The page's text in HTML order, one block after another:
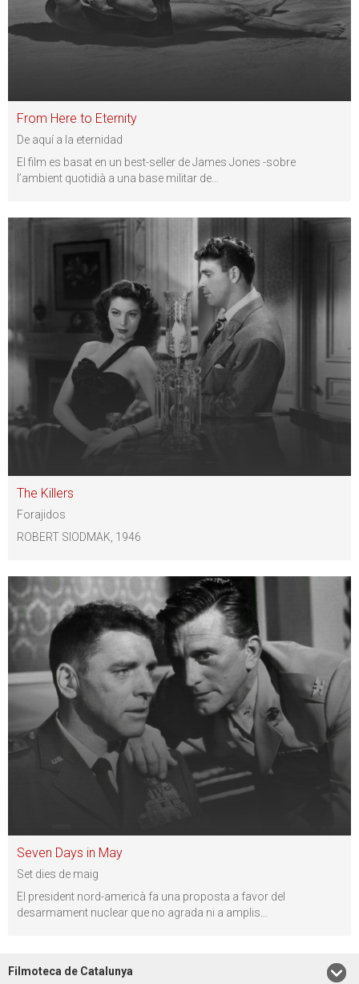
From Here to Eternity
De aquí a la eternidad
El film es basat en un best-seller de James Jones -sobre
l’ambient quotidià a una base militar de
The Killers
Forajidos
ROBERT SIODMAK, 1946
Seven Days in May
Set dies de maig
El president nord-americà fa una proposta a favor del
desarmament nuclear que no agrada ni a amplis
Filmoteca de Catalunya